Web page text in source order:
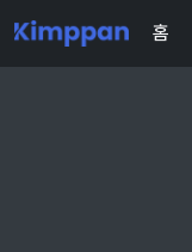
홈